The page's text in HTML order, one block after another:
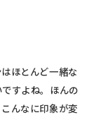
ほとんど一緒な
すよね。ほんの
んなに印象が変